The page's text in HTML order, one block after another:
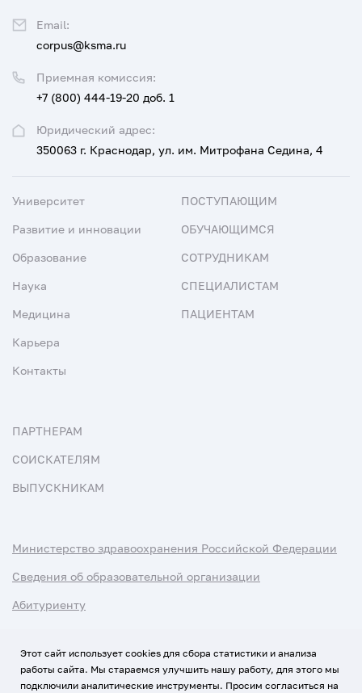
Юридический адрес:
350063 г. Краснодар, ул. им. Митрофана Седина, 4
Приемная комиссия:
+7 (800) 444-19-20 доб. 1
Email:
corpus@ksma.ru
Университет
Развитие и инновации
Образование
Наука
Медицина
Карьера
Контакты
ПОСТУПАЮЩИМ
ОБУЧАЮЩИМСЯ
СОТРУДНИКАМ
СПЕЦИАЛИСТАМ
ПАЦИЕНТАМ
ПАРТНЕРАМ
СОИСКАТЕЛЯМ
ВЫПУСКНИКАМ
Министерство здравоохранения Российской Федерации
Сведения об образовательной организации
Абитуриенту
Этот сайт использует cookies для сбора статистики и анализа
работы сайта. Мы стараемся улучшить нашу работу, для этого мы
подключили аналитические инструменты. Просим согласиться на